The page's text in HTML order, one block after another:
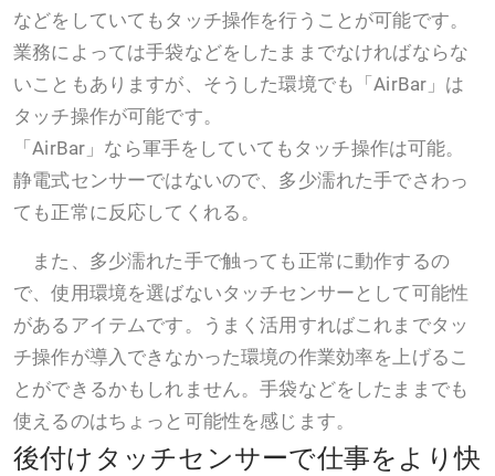
などをしていてもタッチ操作を行うことが可能です。
業務によっては手袋などをしたままでなければならな
いこともありますが、そうした環境でも「AirBar」は
タッチ操作が可能です。
「AirBar」なら軍手をしていてもタッチ操作は可能。
静電式センサーではないので、多少濡れた手でさわっ
ても正常に反応してくれる。
また、多少濡れた手で触っても正常に動作するの
で、使用環境を選ばないタッチセンサーとして可能性
があるアイテムです。うまく活用すればこれまでタッ
チ操作が導入できなかった環境の作業効率を上げるこ
とができるかもしれません。手袋などをしたままでも
使えるのはちょっと可能性を感じます。
後付けタッチセンサーで仕事をより快